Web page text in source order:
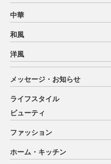
中華
和風
洋風
メッセージ・お知らせ
ライフスタイル
ビューティ
ファッション
ホーム・キッチン